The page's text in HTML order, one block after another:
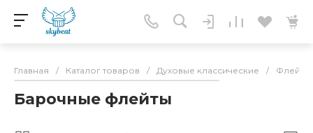
Главная / Каталог товаров / Духовые классические / Флейты
Барочные флейты